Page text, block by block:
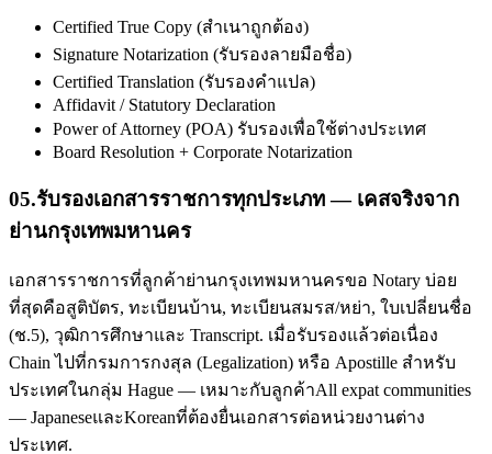
Certified True Copy (สำเนาถูกต้อง)
Signature Notarization (รับรองลายมือชื่อ)
Certified Translation (รับรองคำแปล)
Affidavit / Statutory Declaration
Power of Attorney (POA) รับรองเพื่อใช้ต่างประเทศ
Board Resolution + Corporate Notarization
05.รับรองเอกสารราชการทุกประเภท — เคสจริงจาก
ย่านกรุงเทพมหานคร
เอกสารราชการที่ลูกค้าย่านกรุงเทพมหานครขอ Notary บ่อย
ที่สุดคือสูติบัตร, ทะเบียนบ้าน, ทะเบียนสมรส/หย่า, ใบเปลี่ยนชื่อ
(ช.5), วุฒิการศึกษาและ Transcript. เมื่อรับรองแล้วต่อเนื่อง
Chain ไปที่กรมการกงสุล (Legalization) หรือ Apostille สำหรับ
ประเทศในกลุ่ม Hague — เหมาะกับลูกค้าAll expat communities
— JapaneseและKoreanที่ต้องยื่นเอกสารต่อหน่วยงานต่าง
ประเทศ.